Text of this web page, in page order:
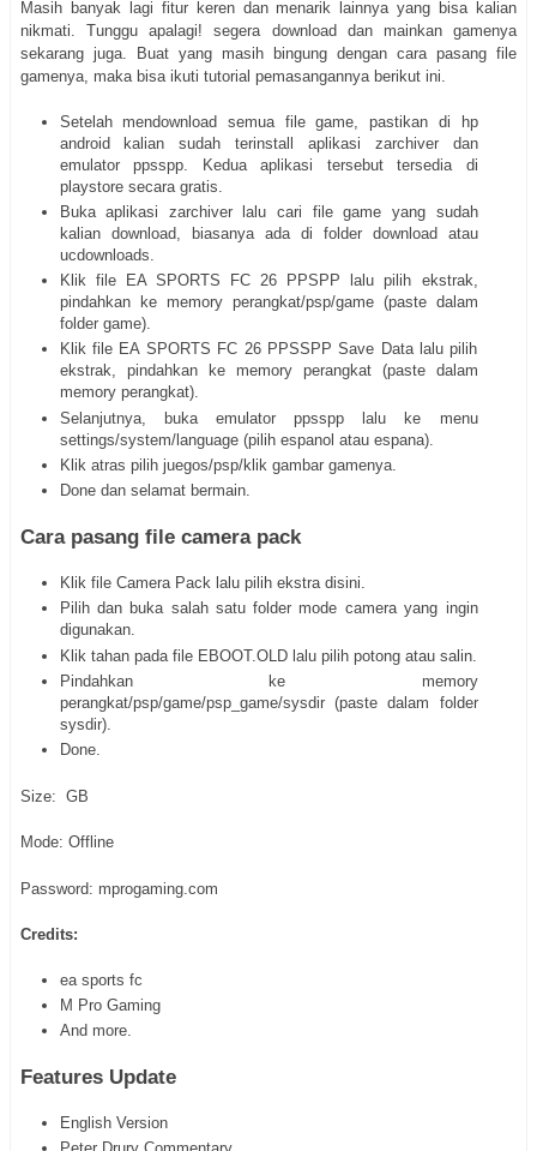
Masih banyak lagi fitur keren dan menarik lainnya yang bisa kalian
nikmati. Tunggu apalagi! segera download dan mainkan gamenya
sekarang juga. Buat yang masih bingung dengan cara pasang file
gamenya, maka bisa ikuti tutorial pemasangannya berikut ini.
Setelah mendownload semua file game, pastikan di hp
android kalian sudah terinstall aplikasi zarchiver dan
emulator ppsspp. Kedua aplikasi tersebut tersedia di
playstore secara gratis.
Buka aplikasi zarchiver lalu cari file game yang sudah
kalian download, biasanya ada di folder download atau
ucdownloads.
Klik file EA SPORTS FC 26 PPSPP lalu pilih ekstrak,
pindahkan ke memory perangkat/psp/game (paste dalam
folder game).
Klik file EA SPORTS FC 26 PPSSPP Save Data lalu pilih
ekstrak, pindahkan ke memory perangkat (paste dalam
memory perangkat).
Selanjutnya, buka emulator ppsspp lalu ke menu
settings/system/language (pilih espanol atau espana).
Klik atras pilih juegos/psp/klik gambar gamenya.
Done dan selamat bermain.
Cara pasang file camera pack
Klik file Camera Pack lalu pilih ekstra disini.
Pilih dan buka salah satu folder mode camera yang ingin
digunakan.
Klik tahan pada file EBOOT.OLD lalu pilih potong atau salin.
Pindahkan ke memory
perangkat/psp/game/psp_game/sysdir (paste dalam folder
sysdir).
Done.
Size: GB
Mode: Offline
Password: mprogaming.com
Credits:
ea sports fc
M Pro Gaming
And more.
Features Update
English Version